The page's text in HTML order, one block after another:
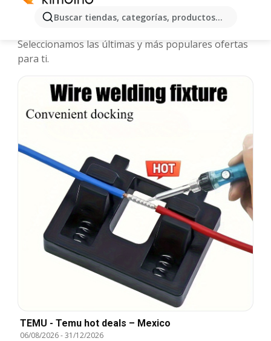
Buscar tiendas, categorías, productos...
Vista Hermosa - Folletos y ofertas
Seleccionamos las últimas y más populares ofertas
para ti.
TEMU - Temu hot deals – Mexico
06/08/2026-31/12/2026